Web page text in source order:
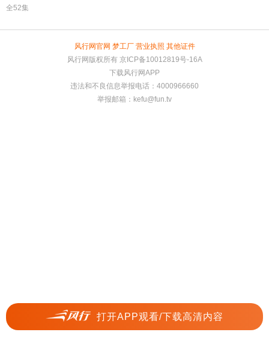
全52集
打开APP观看/下载高清内容
风行网官网 梦工厂 营业执照 其他证件
风行网版权所有 京ICP备10012819号-16A
下载风行网APP
违法和不良信息举报电话：4000966660
举报邮箱： kefu@fun.tv